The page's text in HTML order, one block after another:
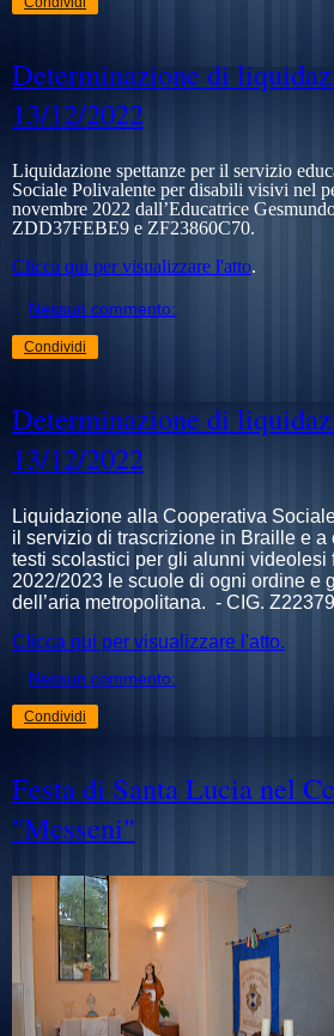
Determinazione di
13/12/2022
Liquidazione spettanze per il servizio
Sociale Polivalente per disabili visivi nel
novembre 2022 dall’Educatrice
ZDD37FEBE9 e ZF23860C70.
Clicca qui per visualizzare l'atto.
Nessun commento:
Condividi
Determinazione di
13/12/2022
Liquidazione alla Cooperativa
il servizio di trascrizione in Braille e a
testi scolastici per gli alunni videolesi
2022/2023 le scuole di ogni ordine e
dell’aria metropolitana. - CIG.
Clicca qui per visualizzare l'atto.
Nessun commento:
Condividi
Festa di Santa Lucia nel
"Messeni"